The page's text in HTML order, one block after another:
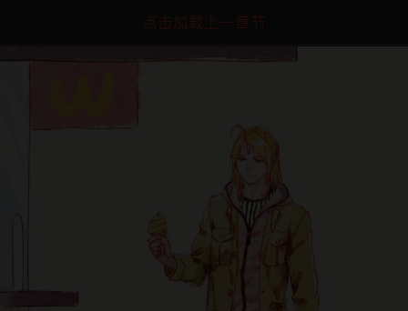
点击加载上一章节